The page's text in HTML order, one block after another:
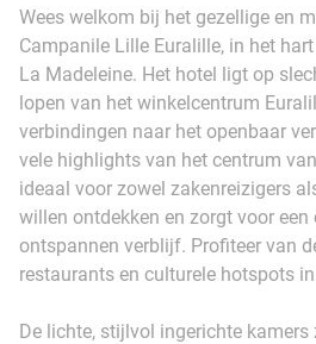
Wees welkom bij het gezellige en
Campanile Lille Euralille, in het
La Madeleine. Het hotel ligt op
lopen van het winkelcentrum
verbindingen naar het openbaar
vele highlights van het centrum
ideaal voor zowel zakenreizigers
willen ontdekken en zorgt voor
ontspannen verblijf. Profiteer van
restaurants en culturele hotspots
De lichte, stijlvol ingerichte